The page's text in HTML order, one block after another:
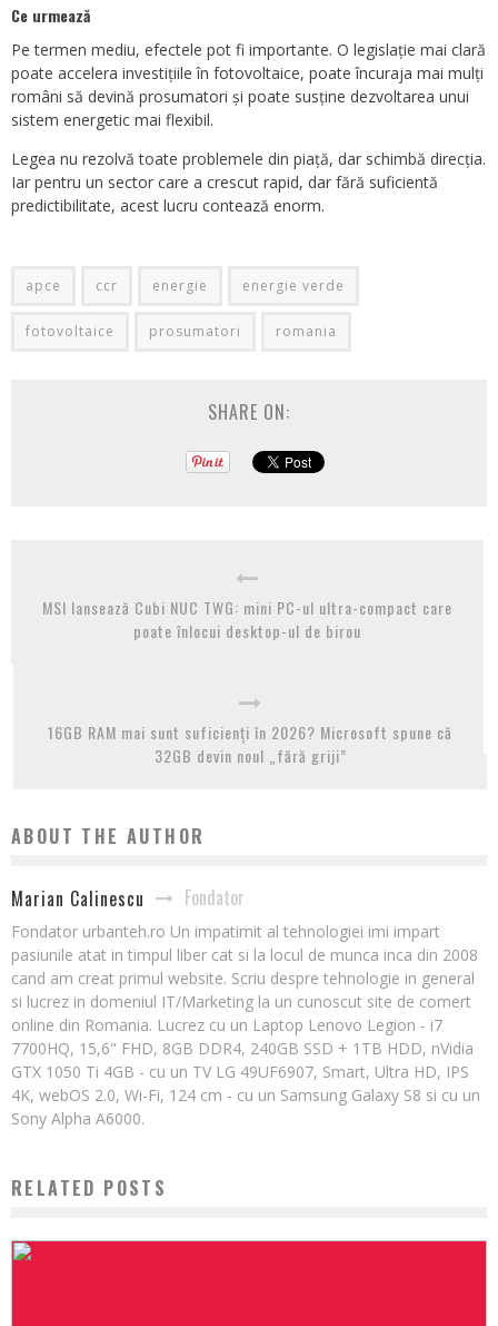
Ce urmează
Pe termen mediu, efectele pot fi importante. O legislație mai clară
poate accelera investițiile în fotovoltaice, poate încuraja mai mulți
români să devină prosumatori și poate susține dezvoltarea unui
sistem energetic mai flexibil.
Legea nu rezolvă toate problemele din piață, dar schimbă direcția.
Iar pentru un sector care a crescut rapid, dar fără suficientă
predictibilitate, acest lucru contează enorm.
apce ccr energie energie verde
fotovoltaice prosumatori romania
SHARE ON:
MSI lansează Cubi NUC TWG: mini PC-ul ultra-compact care
poate înlocui desktop-ul de birou
16GB RAM mai sunt suficienți în 2026? Microsoft spune că
32GB devin noul „fără griji”
ABOUT THE AUTHOR
Marian Calinescu Fondator
Fondator urbanteh.ro Un impatimit al tehnologiei imi impart
pasiunile atat in timpul liber cat si la locul de munca inca din 2008
cand am creat primul website. Scriu despre tehnologie in general
si lucrez in domeniul IT/Marketing la un cunoscut site de comert
online din Romania. Lucrez cu un Laptop Lenovo Legion - i7
7700HQ, 15,6" FHD, 8GB DDR4, 240GB SSD + 1TB HDD, nVidia
GTX 1050 Ti 4GB - cu un TV LG 49UF6907, Smart, Ultra HD, IPS
4K, webOS 2.0, Wi-Fi, 124 cm - cu un Samsung Galaxy S8 si cu un
Sony Alpha A6000.
RELATED POSTS